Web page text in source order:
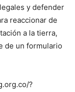
y defender
reaccionar de
a la tierra,
de un formulario
?